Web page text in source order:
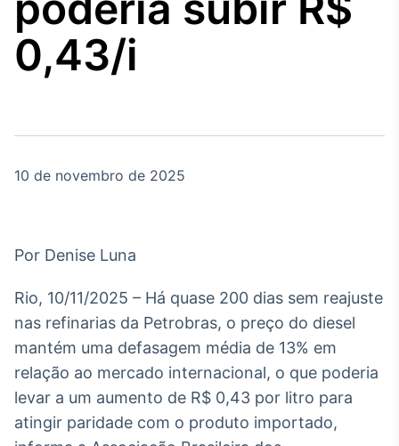
Agro
Broadcast
Energia
energia elétrica
no Brasil
Broadcast
White Label
0,43/i
10 de novembro de 2025
Por Denise Luna
Rio, 10/11/2025 – Há quase 200 dias sem reajuste
nas refinarias da Petrobras, o preço do diesel
mantém uma defasagem média de 13% em
relação ao mercado internacional, o que poderia
levar a um aumento de R$ 0,43 por litro para
atingir paridade com o produto importado,